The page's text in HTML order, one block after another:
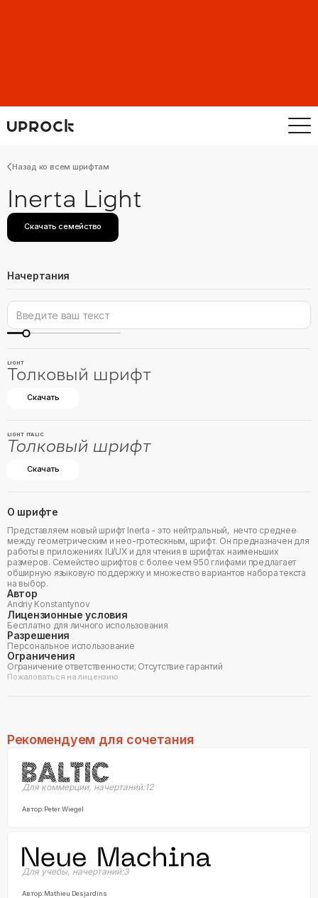
Назад ко всем шрифтам
Inerta Light
Скачать семейство
Начертания
LIGHT
Толковый шрифт
Скачать
LIGHT ITALIC
Толковый шрифт
Скачать
О шрифте
Представляем новый шрифт Inerta - это нейтральный, нечто среднее
между геометрическим и нео-гротескным, шрифт. Он предназначен для
работы в приложениях IU/UX и для чтения в шрифтах наименьших
размеров. Семейство шрифтов с более чем 950 глифами предлагает
обширную языковую поддержку и множество вариантов набора текста
на выбор.
Автор
Andriy Konstantynov
Лицензионные условия
Бесплатно для личного использования
Разрешения
Персональное использование
Ограничения
Ограничение ответственности; Отсутствие гарантий
Пожаловаться на лицензию
Рекомендуем для сочетания
Для коммерции, начертаний:12
Автор:Peter Wiegel
Для учебы, начертаний:3
Автор:Mathieu Desjardins